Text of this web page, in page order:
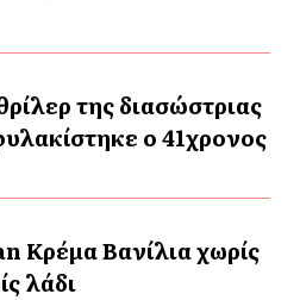
της διασώστριας
ο 41χρονος
Κρέμα Βανίλια χωρίς
λάδι